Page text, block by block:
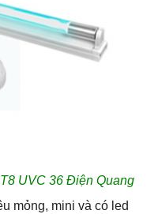
UVC 36 Điện Quang
mỏng, mini và có led